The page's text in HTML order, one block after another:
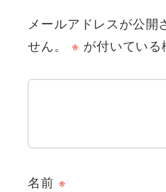
メールアドレスが公開
せん。
※ が付いてい
名前 ※